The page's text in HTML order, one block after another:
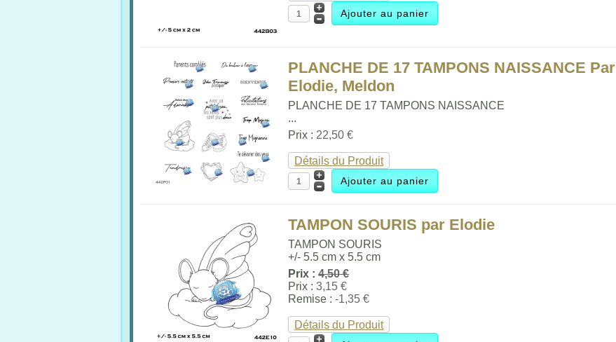
PLANCHE DE 17 TAMPONS NAISSANCE Par
Elodie, Meldon
PLANCHE DE 17 TAMPONS NAISSANCE
...
Prix : 22,50 €
Détails du Produit
TAMPON SOURIS par Elodie
TAMPON SOURIS
+/- 5.5 cm x 5.5 cm
Prix :4,50 €
Prix :3,15 €
Remise :-1,35 €
Détails du Produit